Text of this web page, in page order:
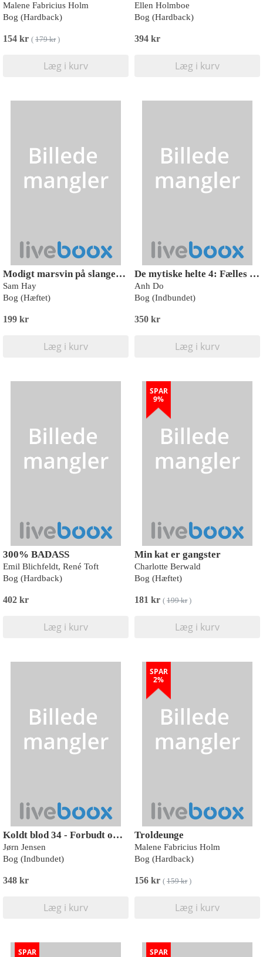
Malene Fabricius Holm
Bog (Hardback)
154 kr ( 179 kr)
Læg i kurv
Ellen Holmboe
Bog (Hardback)
394 kr
Læg i kurv
Modigt marsvin på slangejagt
Sam Hay
Bog (Hæftet)
199 kr
Læg i kurv
De mytiske helte 4: Fælles front
Anh Do
Bog (Indbundet)
350 kr
Læg i kurv
300% BADASS
Emil Blichfeldt, René Toft
Bog (Hardback)
402 kr
Læg i kurv
SPAR
9%
Min kat er gangster
Charlotte Berwald
Bog (Hæftet)
181 kr ( 199 kr)
Læg i kurv
Koldt blod 34 - Forbudt område, Rød Læseklub
Jørn Jensen
Bog (Indbundet)
348 kr
Læg i kurv
SPAR
2%
Troldeunge
Malene Fabricius Holm
Bog (Hardback)
156 kr ( 159 kr)
Læg i kurv
SPAR
SPAR